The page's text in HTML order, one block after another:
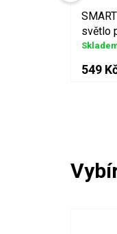
světlo
549